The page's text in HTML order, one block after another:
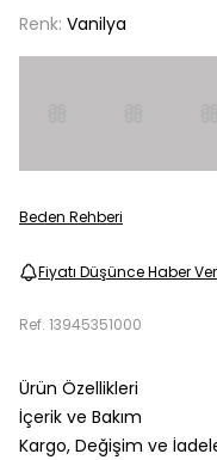
Renk: Vanilya
Beden Rehberi
Fiyatı Düşünce Haber Ver
Ref. 13945351000
Ürün Özellikleri
İçerik ve Bakım
Kargo, Değişim ve